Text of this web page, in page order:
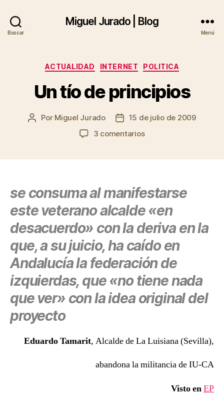
Buscar
Miguel Jurado | Blog
Menú
Categorías
ACTUALIDAD INTERNET POLITICA
Un tío de principios
Autor
Por Miguel Jurado
Fecha15 de julio de 2009
3 comentariosen
se consuma al manifestarse
este veterano alcalde «en
desacuerdo» con la deriva en la
que, a su juicio, ha caído en
Andalucía la federación de
izquierdas, que «no tiene nada
que ver» con la idea original del
proyecto
Eduardo Tamarit, Alcalde de La Luisiana (Sevilla),
abandona la militancia de IU-CA
Visto enEP